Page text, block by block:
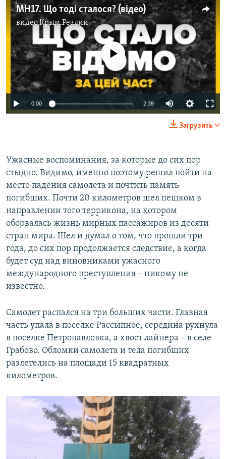
MH17. Що тоді сталося? (відео)
видеоКрым.Реалии
No media source currently available
0:00 2:39
Загрузить
Ужасные воспоминания, за которые до сих пор
стыдно. Видимо, именно поэтому решил пойти на
место падения самолета и почтить память
погибших. Почти 20 километров шел пешком в
направлении того террикона, на котором
оборвалась жизнь мирных пассажиров из десяти
стран мира. Шел и думал о том, что прошли три
года, до сих пор продолжается следствие, а когда
будет суд над виновниками ужасного
международного преступления – никому не
известно.
Самолет распался на три больших части. Главная
часть упала в поселке Рассыпное, середина рухнула
в поселке Петропавловка, а хвост лайнера ‒ в селе
Грабово. Обломки самолета и тела погибших
разлетелись на площади 15 квадратных
километров.